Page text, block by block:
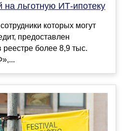
льготную ИТ-ипотеку
которых могут
предоставлен
более 8,9 тыс.